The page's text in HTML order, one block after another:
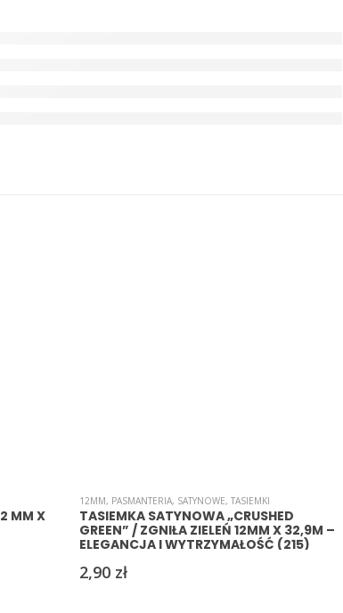
MM X
12MM, PASMANTERIA, SATYNOWE, TASIEMKI
TASIEMKA SATYNOWA „CRUSHED
GREEN” / ZGNIŁA ZIELEŃ 12MM X 32,9M –
ELEGANCJA I WYTRZYMAŁOŚĆ (215)
2,90 zł